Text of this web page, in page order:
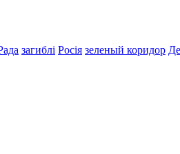
загиблі Росія зеленый коридор